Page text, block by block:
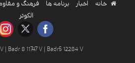
خانه اخبار برنامه ها فرهنگ و
الکوثر
| Badr 8 11747 V | Badr5 12284 V